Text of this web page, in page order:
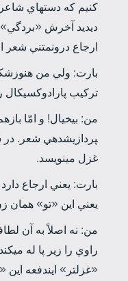
كنيم كه دست­هاي
ديديد آخرش «بردگي»
ارجاع درون­متني شعر
بارت: ولي من
تركيب پارادوكسيكال
پردازي­شده­ي شعر.
غزل مي­نويسد.
بارت: يعني ارجاع
يعني اين «تو»
من: نه اصلاً به آن
راوي را زير پا له
«غزل­تر» اين­دفعه اين